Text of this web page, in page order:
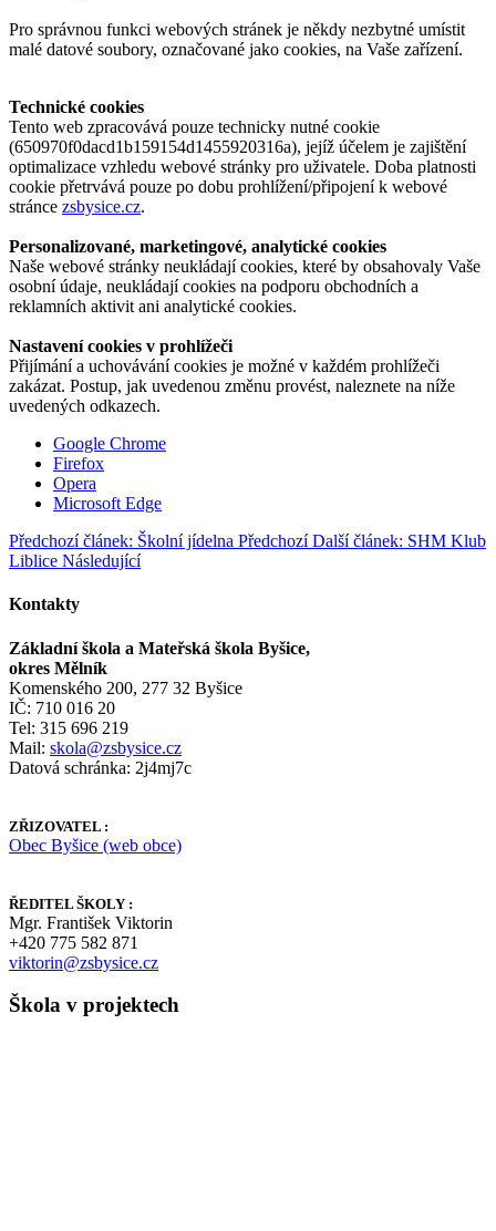
Pro správ​nou funkci webových stránek je někdy nezbytné umístit
malé datové soubory, označované jako cookies, na Vaše zařízení.
Technické cookies
Tento web zpracovává pouze technicky nutné cookie
(650970f0dacd1b159154d1455920316a), jejíž účelem je zajištění
optimalizace vzhledu webové stránky pro uživatele. Doba platnosti
cookie přetrvává pouze po dobu prohlížení/připojení k webové
stránce zsbysice.cz.
Personalizované, marketingové, analytické cookies
Naše webové stránky neukládají cookies, které by obsahovaly Vaše
osobní údaje, neukládají cookies na podporu obchodních a
reklamních aktivit ani analytické cookies.
Nastavení cookies v prohlížeči
Přijímání a uchovávání cookies je možné v každém prohlížeči
zakázat. Postup, jak uvedenou změnu provést, naleznete na níže
uvedených odkazech.
Google Chrome
Firefox
Opera
Microsoft Edge
Předchozí článek: Školní jídelna Předchozí Další článek: SHM Klub
Liblice Následující
Kontakty
Základní škola a Mateřská škola Byšice,
okres Mělník
Komenského 200, 277 32 Byšice
IČ: 710 016 20
Tel: 315 696 219
Mail: skola@zsbysice.cz
Datová schránka: 2j4mj7c
ZŘIZOVATEL :
Obec Byšice (web obce)
ŘEDITEL ŠKOLY :
Mgr. František Viktorin
+420 775 582 871
viktorin@zsbysice.cz
Škola v projektech